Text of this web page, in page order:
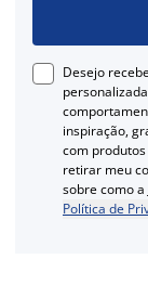
Desejo
inspiração,
com produtos
retirar meu
sobre como a
Política de